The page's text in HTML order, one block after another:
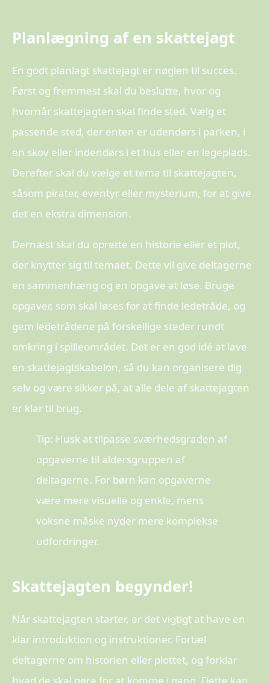
Planlægning af en skattejagt
En godt planlagt skattejagt er nøglen til succes.
Først og fremmest skal du beslutte, hvor og
hvornår skattejagten skal finde sted. Vælg et
passende sted, der enten er udendørs i parken, i
en skov eller indendørs i et hus eller en legeplads.
Derefter skal du vælge et tema til skattejagten,
såsom pirater, eventyr eller mysterium, for at give
det en ekstra dimension.
Dernæst skal du oprette en historie eller et plot,
der knytter sig til temaet. Dette vil give deltagerne
en sammenhæng og en opgave at løse. Bruge
opgaver, som skal løses for at finde ledetråde, og
gem ledetrådene på forskellige steder rundt
omkring i spilleområdet. Det er en god idé at lave
en skattejagtskabelon, så du kan organisere dig
selv og være sikker på, at alle dele af skattejagten
er klar til brug.
Tip: Husk at tilpasse sværhedsgraden af
opgaverne til aldersgruppen af
deltagerne. For børn kan opgaverne
være mere visuelle og enkle, mens
voksne måske nyder mere komplekse
udfordringer.
Skattejagten begynder!
Når skattejagten starter, er det vigtigt at have en
klar introduktion og instruktioner. Fortæl
deltagerne om historien eller plottet, og forklar
hvad de skal gøre for at komme i gang. Dette kan